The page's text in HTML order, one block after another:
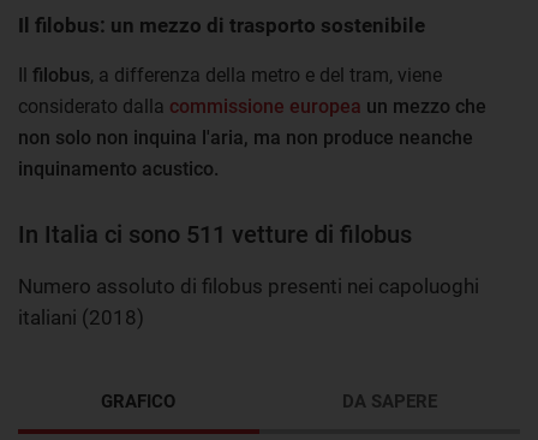
Il filobus: un mezzo di trasporto sostenibile
Il filobus, a differenza della metro e del tram, viene
considerato dalla commissione europea un mezzo che
non solo non inquina l'aria, ma non produce neanche
inquinamento acustico.
In Italia ci sono 511 vetture di filobus
Numero assoluto di filobus presenti nei capoluoghi
italiani (2018)
GRAFICO DA SAPERE